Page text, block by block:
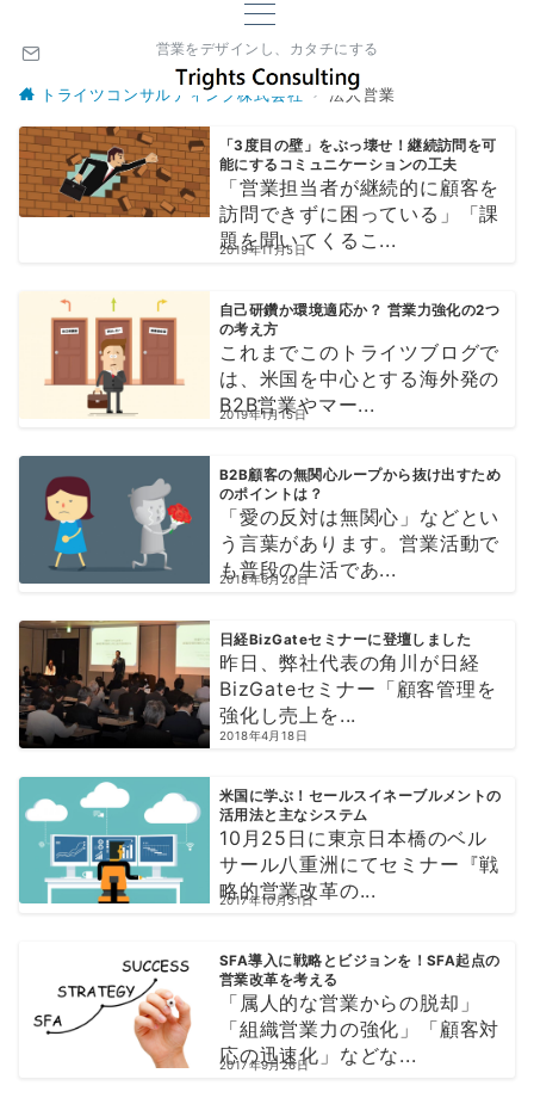
営業をデザインし、カタチにする
トライツコンサルティング株式会社 法人営業
「3度目の壁」をぶっ壊せ！継続訪問を可
能にするコミュニケーションの工夫
「営業担当者が継続的に顧客を
訪問できずに困っている」「課
題を聞いてくるこ...
2019年11月5日
自己研鑽か環境適応か？ 営業力強化の2つ
の考え方
これまでこのトライツブログで
は、米国を中心とする海外発の
B2B営業やマー...
2019年1月15日
B2B顧客の無関心ループから抜け出すため
のポイントは？
「愛の反対は無関心」などとい
う言葉があります。営業活動で
も普段の生活であ...
2018年6月26日
日経BizGateセミナーに登壇しました
昨日、弊社代表の角川が日経
BizGateセミナー「顧客管理を
強化し売上を...
2018年4月18日
米国に学ぶ！セールスイネーブルメントの
活用法と主なシステム
10月25日に東京日本橋のベル
サール八重洲にてセミナー『戦
略的営業改革の...
2017年10月31日
SFA導入に戦略とビジョンを！SFA起点の
営業改革を考える
「属人的な営業からの脱却」
「組織営業力の強化」「顧客対
応の迅速化」などな...
2017年9月26日